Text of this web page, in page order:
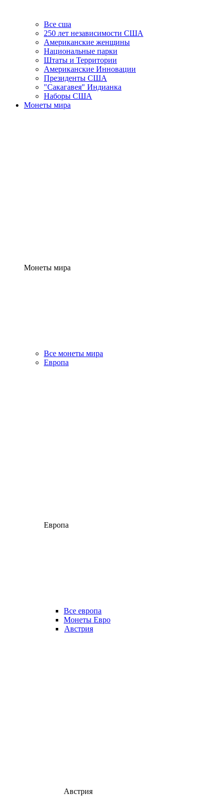
Все сша
250 лет независимости США
Американские женщины
Национальные парки
Штаты и Территории
Американские Инновации
Президенты США
"Сакагавея" Индианка
Наборы США
Монеты мира
Монеты мира
Все монеты мира
Европа
Европа
Все европа
Монеты Евро
Австрия
Австрия